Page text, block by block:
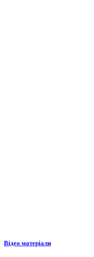
Відео матеріали